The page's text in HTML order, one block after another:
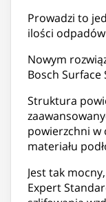
Prowadzi to
ilości odpadów
Nowym
Bosch
Struktura
powierzchni w
materiału
Jest tak
Expert